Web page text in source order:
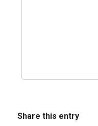
Share this entry